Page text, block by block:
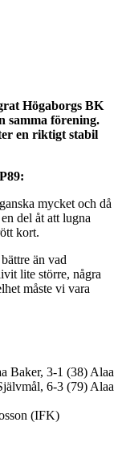
Högaborgs BK
samma förening.
en riktigt stabil
mycket och då
del åt att lugna
kort.
än vad
lite större, några
måste vi vara
Baker, 3-1 (38) Alaa
6-3 (79) Alaa
(IFK)